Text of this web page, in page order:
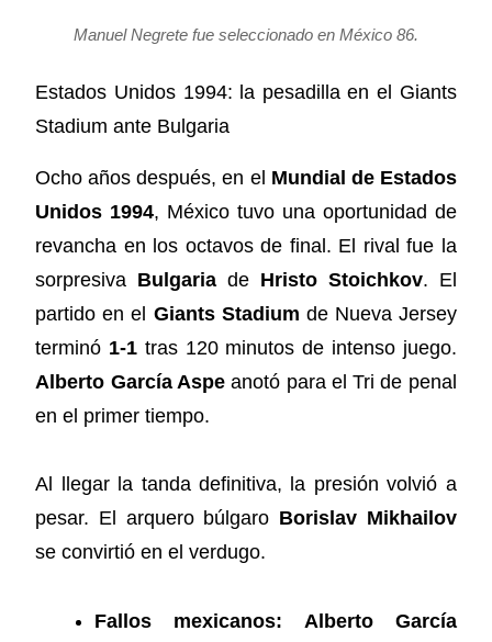
Manuel Negrete fue seleccionado en México 86.
Estados Unidos 1994: la pesadilla en el Giants
Stadium ante Bulgaria
Ocho años después, en el Mundial de Estados
Unidos 1994, México tuvo una oportunidad de
revancha en los octavos de final. El rival fue la
sorpresiva Bulgaria de Hristo Stoichkov. El
partido en el Giants Stadium de Nueva Jersey
terminó 1-1 tras 120 minutos de intenso juego.
Alberto García Aspeanotó para el Tri de penal
en el primer tiempo.
Al llegar la tanda definitiva, la presión volvió a
pesar. El arquero búlgaro Borislav Mikhailov
se convirtió en el verdugo.
Fallos mexicanos: Alberto García